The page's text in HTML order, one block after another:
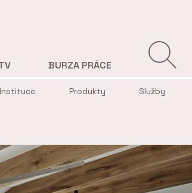
Instituce Produkty Služby
BURZA PRÁCE